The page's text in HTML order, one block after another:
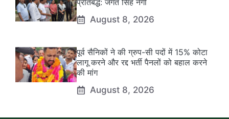
प्रतिबद्ध: जगत सिंह नेगी
August 8, 2026
पूर्व सैनिकों ने की ग्रुप-सी पदों में 15% कोटा
लागू करने और रद्द भर्ती पैनलों को बहाल करने
की मांग
August 8, 2026